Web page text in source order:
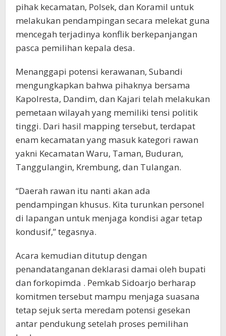
pihak kecamatan, Polsek, dan Koramil untuk
melakukan pendampingan secara melekat guna
mencegah terjadinya konflik berkepanjangan
pasca pemilihan kepala desa.
Menanggapi potensi kerawanan, Subandi
mengungkapkan bahwa pihaknya bersama
Kapolresta, Dandim, dan Kajari telah melakukan
pemetaan wilayah yang memiliki tensi politik
tinggi. Dari hasil mapping tersebut, terdapat
enam kecamatan yang masuk kategori rawan
yakni Kecamatan Waru, Taman, Buduran,
Tanggulangin, Krembung, dan Tulangan.
“Daerah rawan itu nanti akan ada
pendampingan khusus. Kita turunkan personel
di lapangan untuk menjaga kondisi agar tetap
kondusif,” tegasnya.
Acara kemudian ditutup dengan
penandatanganan deklarasi damai oleh bupati
dan forkopimda . Pemkab Sidoarjo berharap
komitmen tersebut mampu menjaga suasana
tetap sejuk serta meredam potensi gesekan
antar pendukung setelah proses pemilihan